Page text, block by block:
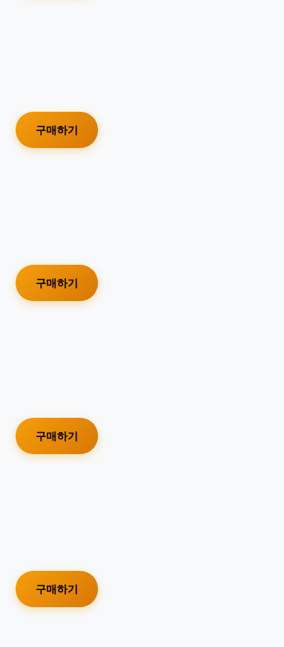
구매하기
구매하기
구매하기
구매하기